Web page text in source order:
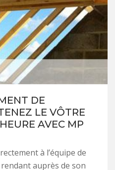
DE
LE VÔTRE
AVEC MP
à l’équipe de
auprès de son